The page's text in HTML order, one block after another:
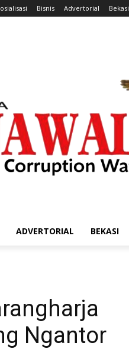
Bisnis Advertorial Bekasi
ADVERTORIAL BEKASI
Ngantor